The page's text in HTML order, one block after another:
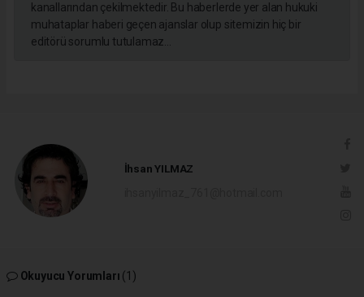
kanallarından çekilmektedir. Bu haberlerde yer alan hukuki
muhataplar haberi geçen ajanslar olup sitemizin hiç bir
editörü sorumlu tutulamaz...
İhsan YILMAZ
Okuyucu Yorumları (1)